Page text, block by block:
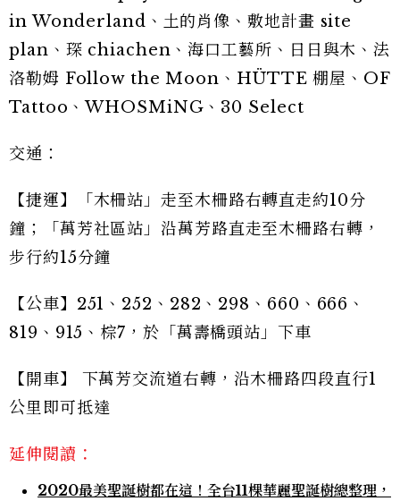
in Wonderland、土的肖像、敷地計畫 site
plan、琛 chiachen、海口工藝所、日日與木、法
洛勒姆 Follow the Moon、HÜTTE 棚屋、OF
Tattoo、WHOSMiNG、30 Select
交通：
【捷運】「木柵站」走至木柵路右轉直走約10分
鐘；「萬芳社區站」沿萬芳路直走至木柵路右轉，
步行約15分鐘
【公車】251、252、282、298、660、666、
819、915、棕7，於「萬壽橋頭站」下車
【開車】 下萬芳交流道右轉，沿木柵路四段直行1
公里即可抵達
延伸閱讀：
2020最美聖誕樹都在這！全台11棵華麗聖誕樹總整理，